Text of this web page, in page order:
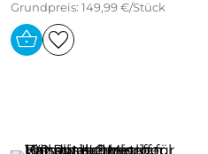
Grundpreis: 149,99 €/Stück